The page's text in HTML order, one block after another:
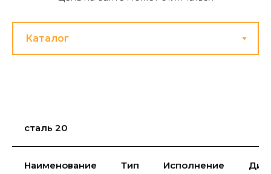
сталь 20
Наименование Тип Исполнение